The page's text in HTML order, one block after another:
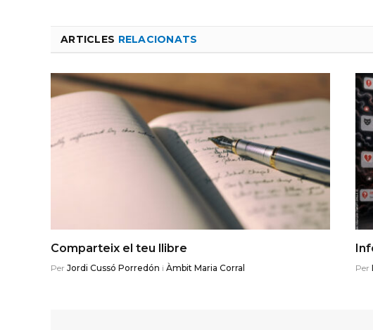
ARTICLES RELACIONATS
Comparteix el teu llibre
Per Jordi Cussó Porredón i Àmbit Maria Corral Per